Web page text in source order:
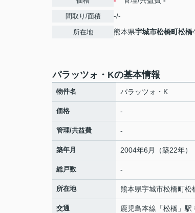
間取り/面積 -/-
所在地 熊本県宇城市松橋町松橋
パラッツォ・Kの基本情報
物件名 パラッツォ・K
価格 -
管理/共益費 -
築年月 2004年6月（築22年）
総戸数 -
所在地 熊本県宇城市松橋町松
交通 鹿児島本線 「松橋 」